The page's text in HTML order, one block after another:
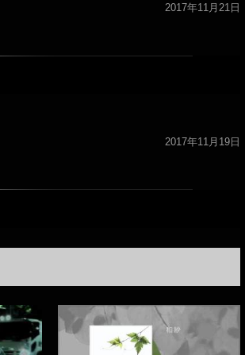
2017年11月21日
2017年11月19日